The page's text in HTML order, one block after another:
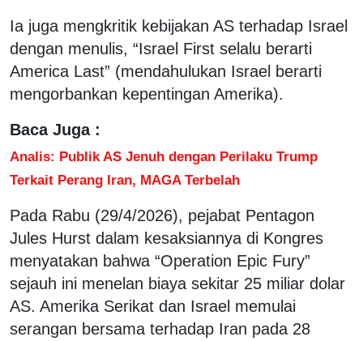
Ia juga mengkritik kebijakan AS terhadap Israel
dengan menulis, “Israel First selalu berarti
America Last” (mendahulukan Israel berarti
mengorbankan kepentingan Amerika).
Baca Juga :
Analis: Publik AS Jenuh dengan Perilaku Trump
Terkait Perang Iran, MAGA Terbelah
Pada Rabu (29/4/2026), pejabat Pentagon
Jules Hurst dalam kesaksiannya di Kongres
menyatakan bahwa “Operation Epic Fury”
sejauh ini menelan biaya sekitar 25 miliar dolar
AS. Amerika Serikat dan Israel memulai
serangan bersama terhadap Iran pada 28